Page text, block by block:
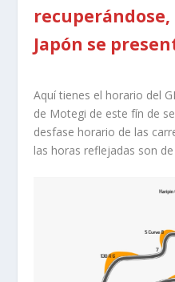
Japón se
Aquí tienes el horario del
de Motegi de este fín de
desfase horario de las
las horas reflejadas son